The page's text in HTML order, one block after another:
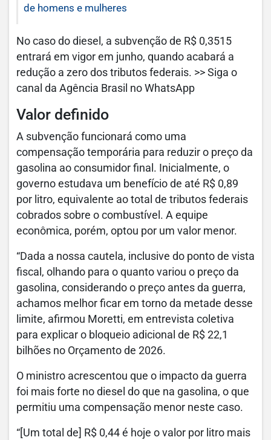
de homens e mulheres
No caso do diesel, a subvenção de R$ 0,3515
entrará em vigor em junho, quando acabará a
redução a zero dos tributos federais. >> Siga o
canal da Agência Brasil no WhatsApp
Valor definido
A subvenção funcionará como uma
compensação temporária para reduzir o preço da
gasolina ao consumidor final. Inicialmente, o
governo estudava um benefício de até R$ 0,89
por litro, equivalente ao total de tributos federais
cobrados sobre o combustível. A equipe
econômica, porém, optou por um valor menor.
“Dada a nossa cautela, inclusive do ponto de vista
fiscal, olhando para o quanto variou o preço da
gasolina, considerando o preço antes da guerra,
achamos melhor ficar em torno da metade desse
limite, afirmou Moretti, em entrevista coletiva
para explicar o bloqueio adicional de R$ 22,1
bilhões no Orçamento de 2026.
O ministro acrescentou que o impacto da guerra
foi mais forte no diesel do que na gasolina, o que
permitiu uma compensação menor neste caso.
“[Um total de] R$ 0,44 é hoje o valor por litro mais